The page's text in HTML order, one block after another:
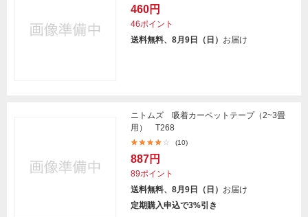
460円
46ポイント
送料無料、8月9日（日） お届け
ニトムズ 吸着カーペットテープ（2~3畳
用） T268
(10)
887円
89ポイント
送料無料、8月9日（日） お届け
定期購入申込で3%引き